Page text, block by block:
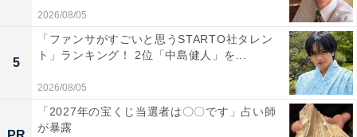
る主人公・藍沢耕作が医師として成長していく姿に魅了
される視聴者が続出しました。
回答者からは、「回を追うごとに医師としての知性も感
じられるようになり自然にドラマの世界に入り込めたか
ら（48歳女性）」「専門用語を使っているときがすごく
2026/08/05
5
「ファンサがすごいと思うSTARTO社タレン
ト」ランキング！ 2位「中島健人」を...
2026/08/05
「2027年の宝くじ当選者は〇〇です」占い師
が暴露